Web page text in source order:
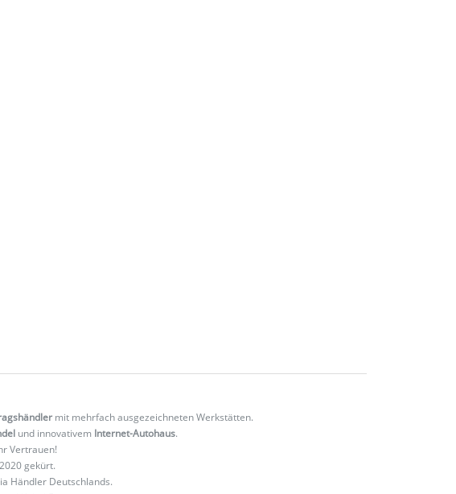
mit mehrfach ausgezeichneten Werkstätten.
und innovativem Internet-Autohaus.
Vertrauen!
gekürt.
Händler Deutschlands.